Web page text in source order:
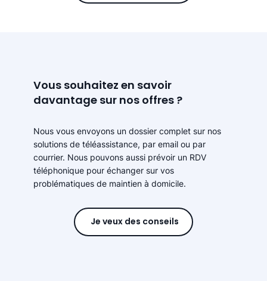
Vous souhaitez en savoir
davantage sur nos offres ?
Nous vous envoyons un dossier complet sur nos
solutions de téléassistance, par email ou par
courrier. Nous pouvons aussi prévoir un RDV
téléphonique pour échanger sur vos
problématiques de maintien à domicile.
Je veux des conseils